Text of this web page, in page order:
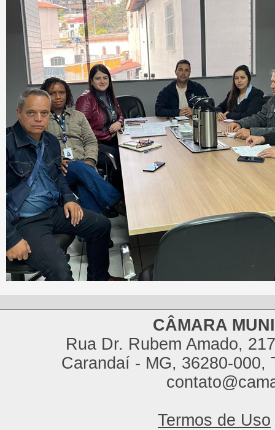
CÂMARA
Rua Dr. Rubem Amado,
Carandaí - MG, 36280-000,
Termos de Uso